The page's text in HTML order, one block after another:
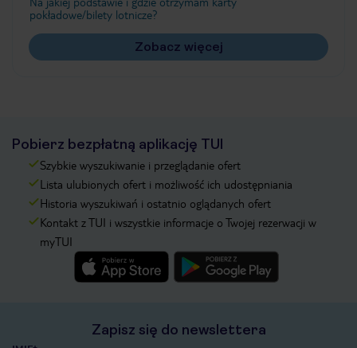
pokładowe/bilety lotnicze?
Zobacz więcej
Pobierz bezpłatną aplikację TUI
Szybkie wyszukiwanie i przeglądanie ofert
Lista ulubionych ofert i możliwość ich udostępniania
Historia wyszukiwań i ostatnio oglądanych ofert
Kontakt z TUI i wszystkie informacje o Twojej rezerwacji w
myTUI
Zapisz się do newslettera